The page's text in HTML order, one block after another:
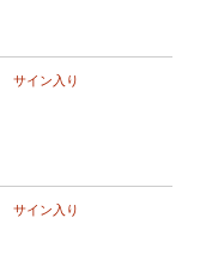
サイン入り
サイン入り